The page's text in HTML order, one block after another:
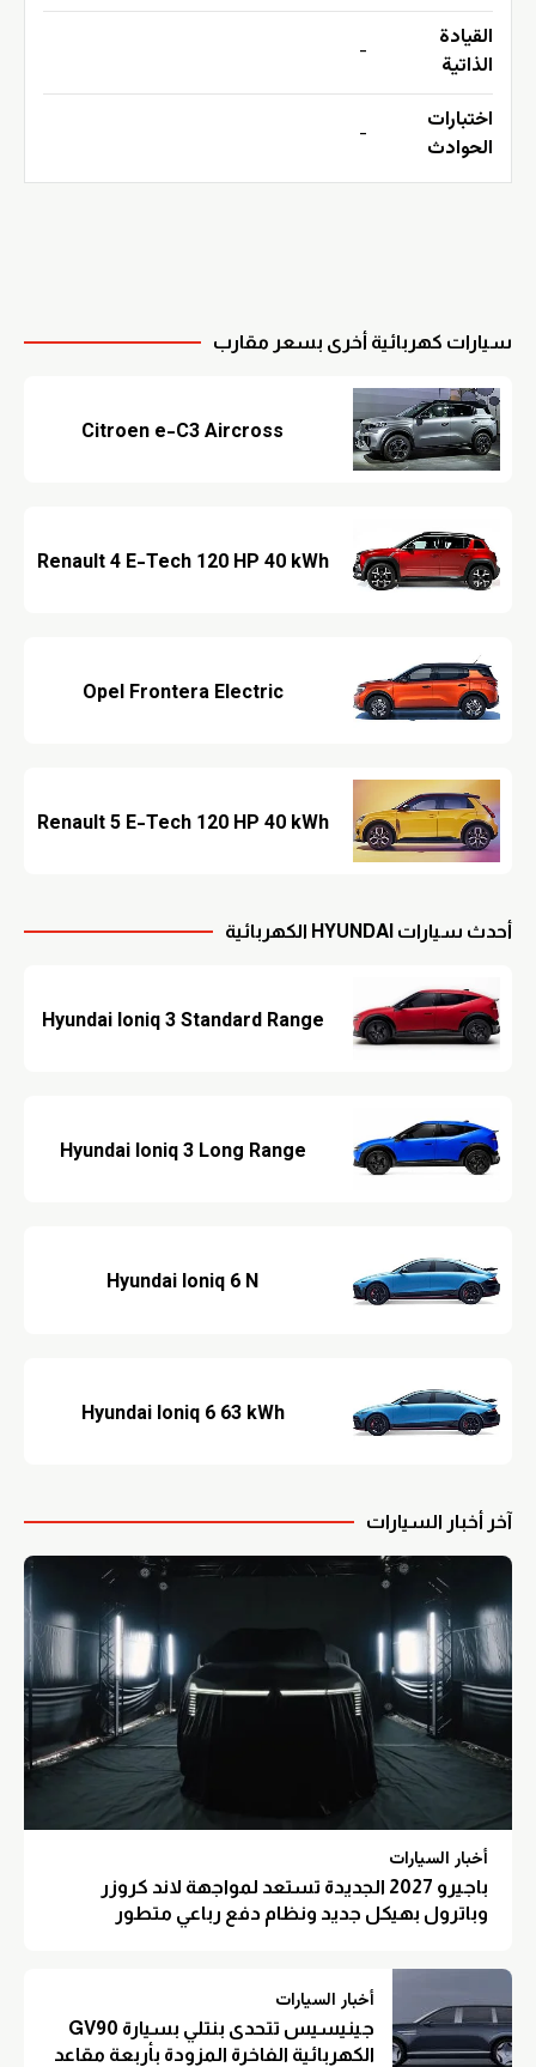
القيادة
الذاتية
-
اختبارات
الحوادث
-
سيارات كهربائية أخرى بسعر مقارب
Citroen e-C3 Aircross
Renault 4 E-Tech 120 HP 40 kWh
Opel Frontera Electric
Renault 5 E-Tech 120 HP 40 kWh
أحدث سيارات HYUNDAI الكهربائية
Hyundai Ioniq 3 Standard Range
Hyundai Ioniq 3 Long Range
Hyundai Ioniq 6 N
Hyundai Ioniq 6 63 kWh
آخر أخبار السيارات
أخبار السيارات
باجيرو 2027 الجديدة تستعد لمواجهة لاند كروزر
وباترول بهيكل جديد ونظام دفع رباعي متطور
أخبار السيارات
جينيسيس تتحدى بنتلي بسيارة GV90
الكهربائية الفاخرة المزودة بأربعة مقاعد